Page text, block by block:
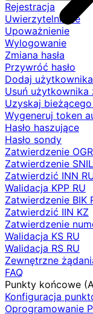
Rejestracja
Uwierzytelnianie
Upoważnienie
Wylogowanie
Zmiana hasła
Przywróć hasło
Dodaj
Usuń użytkownika
Uzyskaj
Wygeneruj token
Hasło haszujące
Hasło sondy
Zatwierdzenie
Zatwierdzenie
Zatwierdzić INN
Walidacja KPP RU
Zatwierdzenie BIK
Zatwierdzić IIN KZ
Zatwierdzenie
Walidacja KS RU
Walidacja RS RU
Zewnętrzne
FAQ
Punkty końcowe
Konfiguracja
Oprogramowanie